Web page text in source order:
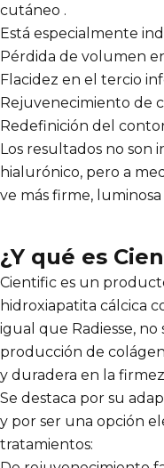
cutáneo .
Está especialmente
Pérdida de volumen
Flacidez en el tercio
Rejuvenecimiento de
Redefinición del
Los resultados no son
hialurónico, pero a
ve más firme,
¿Y qué es
Cientific es un
hidroxiapatita cálcica
igual que Radiesse,
producción de
y duradera en la
Se destaca por su
y por ser una opción
tratamientos: